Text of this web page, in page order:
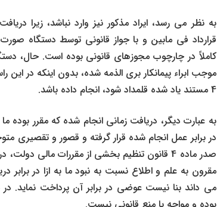
به نظر می ‌رسد، ایراد مذکور نیز وارد نباشد، زیرا
قرارداد فی‌ ما‌بین و با جواز قانونی توسط دستگاه
کاملاً در چارچوب مجوزهای قانونی بوده است. حال،
موجب ابراء پیمانکار بری الذمه شده، بدون اینکه در
4 مستند یاد شده قلمداد شود، انجام داده باشد.
به عبارت دیگر، دریافت زمانی انجام شده که مقرر بوده
در برابر عمل انجام شده قرار گرفته و قصور و
صدر ماده 4 قانون تنظیم بخشی از مقررات
مقرون به علم و اطلاع نسبت به نبود ما به ازا در برابر
می ‌داند بنا نیست عوضی در برابر آن پرداخت نماید. در